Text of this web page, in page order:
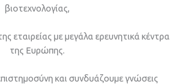
βιοτεχνολογίας,
εταιρείας με μεγάλα ερευνητικά κέντρα
της Ευρώπης.
και συνδυάζουμε γνώσεις